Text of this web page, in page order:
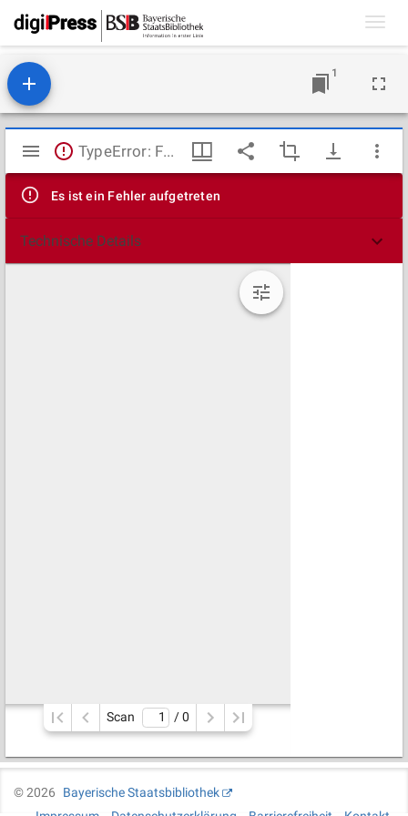
1
Mirador
Viewer
TypeError: Failed to fetch
Es ist ein Fehler aufgetreten
Technische Details
Scan / 0
©2026
Bayerische Staatsbibliothek